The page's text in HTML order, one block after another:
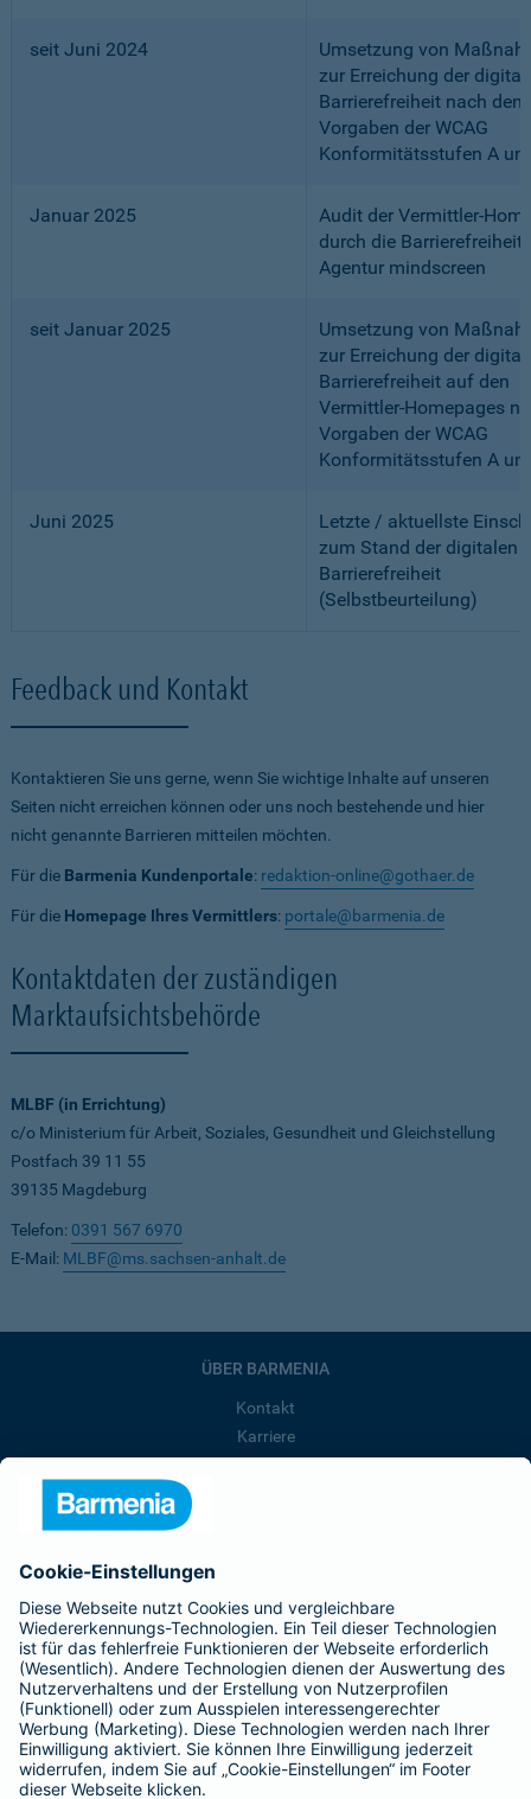
seit Juni 2024
Umsetzung von
zur Erreichung der
Barrierefreiheit nach den
Vorgaben der WCAG
Konformitätsstufen A
Januar 2025
Audit der Vermittler-
durch die
Agentur mindscreen
seit Januar 2025
Umsetzung von
zur Erreichung der
Barrierefreiheit auf den
Vermittler-Homepages
Vorgaben der WCAG
Konformitätsstufen A
Juni 2025
Letzte / aktuellste
zum Stand der digitalen
Barrierefreiheit
(Selbstbeurteilung)
Feedback und Kontakt
Kontaktieren Sie uns gerne, wenn Sie wichtige Inhalte auf unseren
Seiten nicht erreichen können oder uns noch bestehende und hier
nicht genannte Barrieren mitteilen möchten.
Für die Barmenia Kundenportale: redaktion-online@gothaer.de
Für die Homepage Ihres Vermittlers: portale@barmenia.de
Kontaktdaten der zuständigen
Marktaufsichtsbehörde
MLBF (in Errichtung)
c/o Ministerium für Arbeit, Soziales, Gesundheit und Gleichstellung
Postfach 39 11 55
39135 Magdeburg
Telefon: 0391 567 6970
E-Mail: MLBF@ms.sachsen-anhalt.de
ÜBER BARMENIA
Kontakt
Karriere
Presse
Barmenia ist Teil der BarmeniaGothaer
BELIEBTE SEITEN
Kranken-Zusatzversicherung
Tierversicherungen
Haftpflichtversicherung
Hausratversicherung